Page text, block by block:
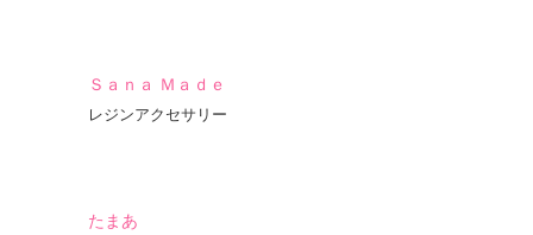
Ｓａｎａ Ｍａｄｅ
レジンアクセサリー
たまあ